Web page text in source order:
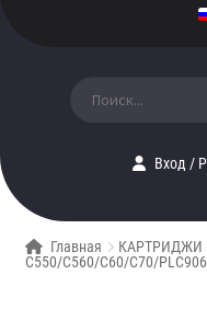
Вход/
Главная КАРТРИДЖИ
C550/C560/C60/C70/